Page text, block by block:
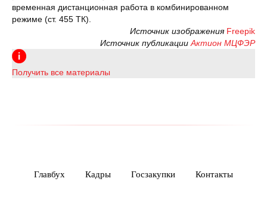
временная дистанционная работа в комбинированном
режиме (ст. 455 ТК).
Источник изображения Freepik
Источник публикации Актион МЦФЭР
Получить все материалы
Главбух Кадры Госзакупки Контакты